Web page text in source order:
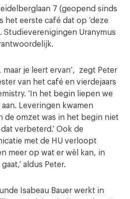
7 (geopend sinds
het eerste café dat op ‘deze
Studieverenigingen Uranymus
maar je leert ervan’, zegt Peter
van het café en vierdejaars
‘In het begin liepen we
Leveringen kwamen
de omzet was in het begin niet
verbeterd.’ Ook de
met de HU verloopt
meer op wat er wèl kan, in
aldus Peter.
Isabeau Bauer werkt in